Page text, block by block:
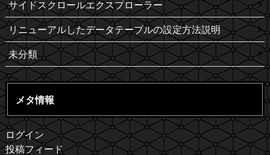
サイドスクロールエクスプローラー
リニューアルしたデータテーブルの設定方法説明
未分類
メタ情報
ログイン
投稿フィード